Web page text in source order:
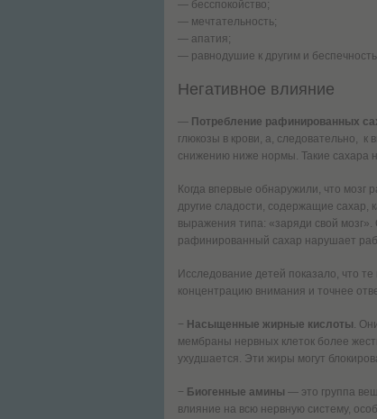
— бесспокойство;
— мечтательность;
— апатия;
— равнодушие к другим и
Негативное влияние
— Потребление рафинированных
глюкозы в крови, а, следовательно, к
снижению ниже нормы. Такие сахара
Когда впервые обнаружили, что мозг
другие сладости, содержащие сахар,
выражения типа: «заряди свой
рафинированный сахар нарушает
Исследование детей показало, что
концентрацию внимания и точнее
− Насыщенные жирные кислоты.
мембраны нервных клеток более
ухудшается. Эти жиры могут
− Биогенные амины — это группа
влияние на всю нервную систему,